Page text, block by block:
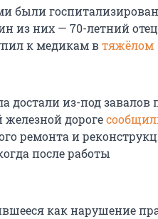
были
из них — 70-летний отец
к медикам втяжёлом
из-под завалов
железной дороге
ремонта и
после работы
как нарушение